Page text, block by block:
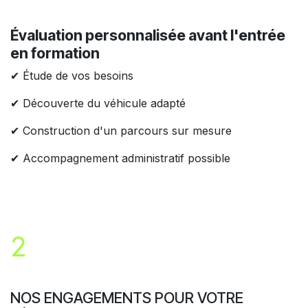
Évaluation personnalisée avant l'entrée
en formation
✔ Étude de vos besoins
✔ Découverte du véhicule adapté
✔ Construction d'un parcours sur mesure
✔ Accompagnement administratif possible
2
NOS ENGAGEMENTS POUR VOTRE